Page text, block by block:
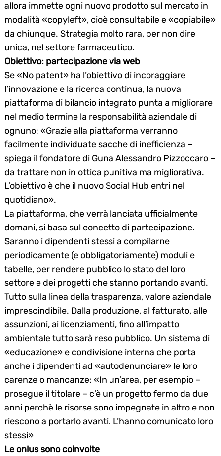
allora immette ogni nuovo prodotto sul mercato in
modalità «copyleft», cioè consultabile e «copiabile»
da chiunque. Strategia molto rara, per non dire
unica, nel settore farmaceutico.
Obiettivo: partecipazione via web
Se «No patent» ha l’obiettivo di incoraggiare
l’innovazione e la ricerca continua, la nuova
piattaforma di bilancio integrato punta a migliorare
nel medio termine la responsabilità aziendale di
ognuno: «Grazie alla piattaforma verranno
facilmente individuate sacche di inefficienza –
spiega il fondatore di Guna Alessandro Pizzoccaro –
da trattare non in ottica punitiva ma migliorativa.
L’obiettivo è che il nuovo Social Hub entri nel
quotidiano».
La piattaforma, che verrà lanciata ufficialmente
domani, si basa sul concetto di partecipazione.
Saranno i dipendenti stessi a compilarne
periodicamente (e obbligatoriamente) moduli e
tabelle, per rendere pubblico lo stato del loro
settore e dei progetti che stanno portando avanti.
Tutto sulla linea della trasparenza, valore aziendale
imprescindibile. Dalla produzione, al fatturato, alle
assunzioni, ai licenziamenti, fino all’impatto
ambientale tutto sarà reso pubblico. Un sistema di
«educazione» e condivisione interna che porta
anche i dipendenti ad «autodenunciare» le loro
carenze o mancanze: «In un’area, per esempio –
prosegue il titolare – c’è un progetto fermo da due
anni perchè le risorse sono impegnate in altro e non
riescono a portarlo avanti. L’hanno comunicato loro
stessi»
Le onlus sono coinvolte